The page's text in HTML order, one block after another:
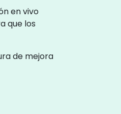
en vivo
que los
de mejora